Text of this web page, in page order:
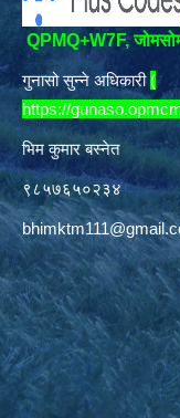
QPMQ+W7F,
गुनासो सुन्ने अधिकारी (
https://
भिम कुमार बस्नेत
९८५७६५०२३४